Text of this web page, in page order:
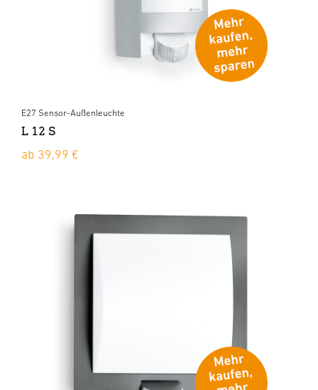
E27 Sensor-Außenleuchte
L 12 S
ab 39,99 €